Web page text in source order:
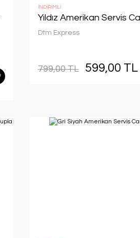
İNDİRİMLİ
Yıldız Amerikan Servis
Dtm Express
799,00 TL 599,00 TL